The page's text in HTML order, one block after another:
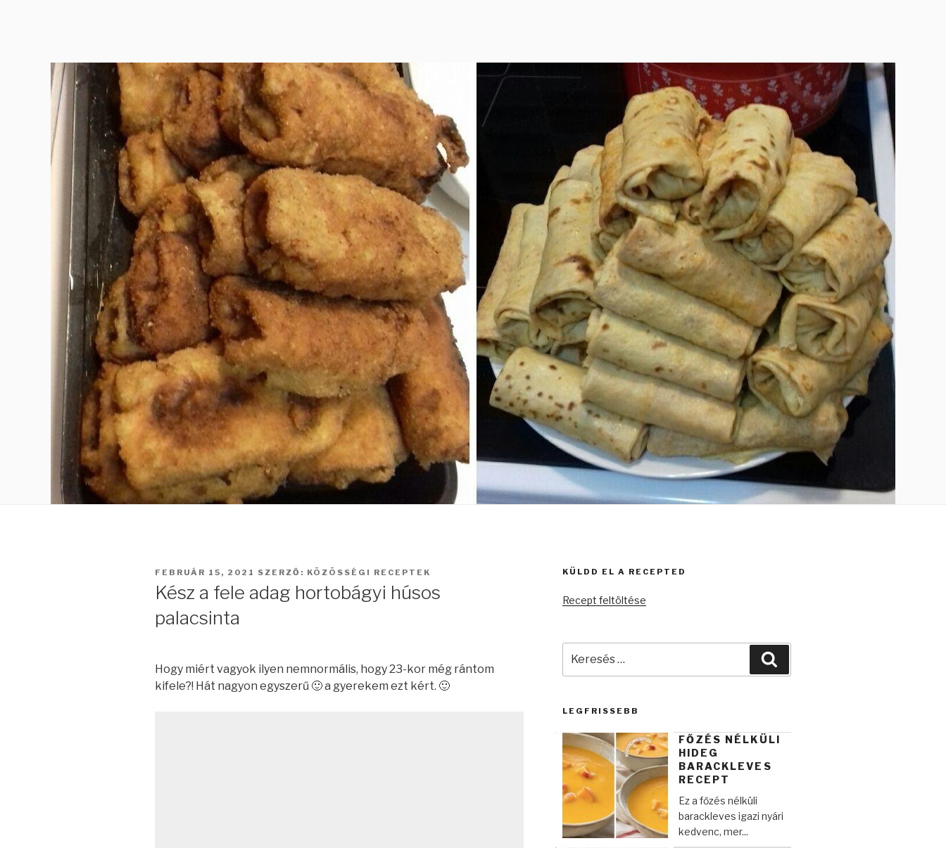
BEKÜLDVE:
FEBRUÁR 15, 2021 SZERZŐ: KÖZÖSSÉGI RECEPTEK
Kész a fele adag hortobágyi húsos
palacsinta
Hogy miért vagyok ilyen nemnormális, hogy 23-kor még rántom
kifele?! Hát nagyon egyszerű 🙂 a gyerekem ezt kért. 🙂
KÜLDD EL A RECEPTED
Recept feltöltése
következő
LEGFRISSEBB
FŐZÉS NÉLKÜLI
HIDEG
BARACKLEVES
RECEPT
Ez a főzés nélküli
barackleves igazi nyári
kedvenc, mer...